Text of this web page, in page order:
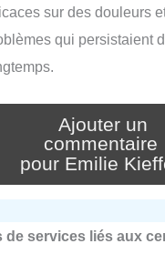
sur des douleurs
qui persistaient
Ajouter un
commentaire
pour Emilie
de services liés aux